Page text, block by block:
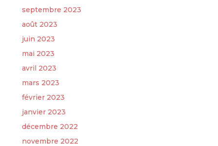
septembre 2023
août 2023
juin 2023
mai 2023
avril 2023
mars 2023
février 2023
janvier 2023
décembre 2022
novembre 2022